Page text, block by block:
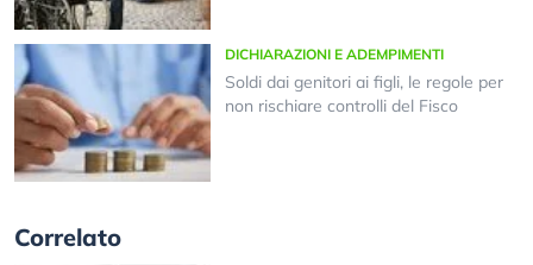
DICHIARAZIONI E ADEMPIMENTI
Soldi dai genitori ai figli, le regole per
non rischiare controlli del Fisco
Correlato